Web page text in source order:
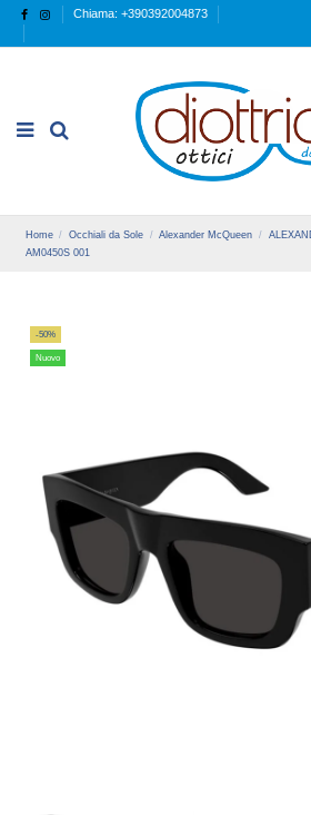
Chiama: +390392004873
Home Occhiali da Sole Alexander McQueen
AM0450S 001
-50%
Nuovo